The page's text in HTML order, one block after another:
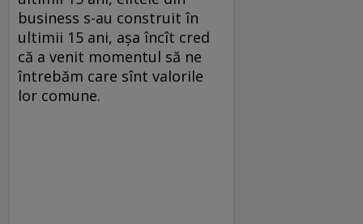
business s-au construit în
ultimii 15 ani, aşa încît cred
că a venit momentul să ne
întrebăm care sînt valorile
lor comune.